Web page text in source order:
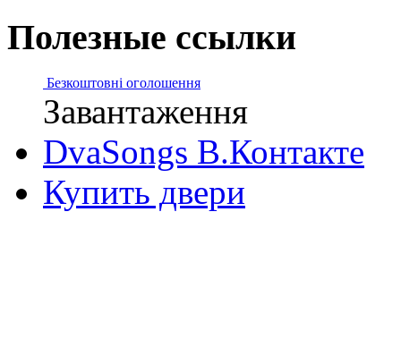
Полезные ссылки
Безкоштовні оголошення
Завантаження
DvaSongs В.Контакте
Купить двери